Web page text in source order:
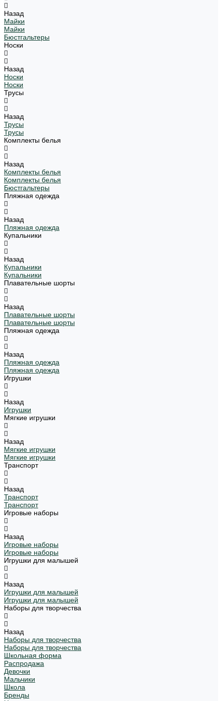
Назад
Майки
Майки
Бюстгальтеры
Носки
Назад
Носки
Носки
Трусы
Назад
Трусы
Трусы
Комплекты белья
Назад
Комплекты белья
Комплекты белья
Бюстгальтеры
Пляжная одежда
Назад
Пляжная одежда
Купальники
Назад
Купальники
Купальники
Плавательные шорты
Назад
Плавательные шорты
Плавательные шорты
Пляжная одежда
Назад
Пляжная одежда
Пляжная одежда
Игрушки
Назад
Игрушки
Мягкие игрушки
Назад
Мягкие игрушки
Мягкие игрушки
Транспорт
Назад
Транспорт
Транспорт
Игровые наборы
Назад
Игровые наборы
Игровые наборы
Игрушки для малышей
Назад
Игрушки для малышей
Игрушки для малышей
Наборы для творчества
Назад
Наборы для творчества
Наборы для творчества
Школьная форма
Распродажа
Девочки
Мальчики
Школа
Бренды